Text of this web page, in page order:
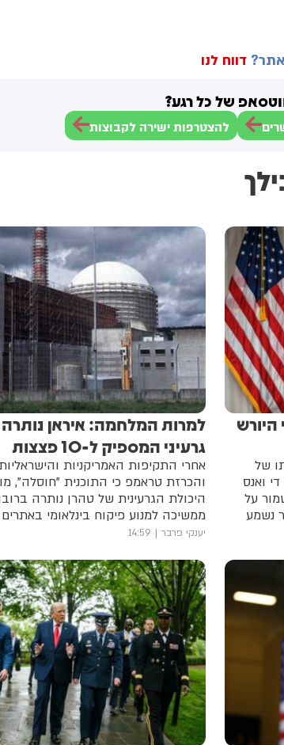
דווח לנו
של כל רגע?
להצטרפות ישירה לקבוצות
של
ואנס
על
נשמע
למרות המלחמה: איראן
גרעיני המספיק ל-10 פצצות
אחרי התקיפות האמריקניות
והכרזת טראמפ כי התוכנית "חוסלה",
היכולת הגרעינית של טהרן נותרה
ממשיכה למנוע פיקוח בינלאומי
יענקי פרבר 14:59